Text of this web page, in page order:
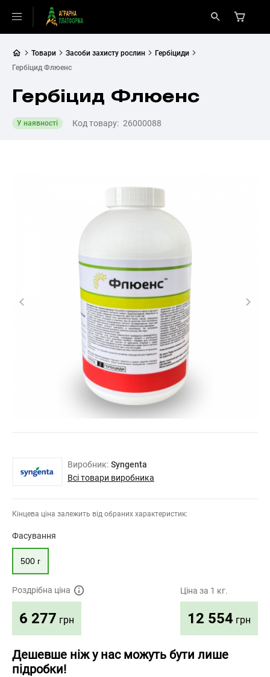
Товари Засоби захисту рослин
Гербіциди
Гербіцид Флюенс
Гербіцид Флюенс
У наявності Код товару: 26000088
Виробник: Syngenta
Всі товари виробника
Кінцева ціна залежить від обраних характеристик:
Фасування
500 г
Роздрібна ціна
6 277 грн
Ціна за 1 кг.
12 554 грн
Дешевше ніж у нас можуть бути лише
підробки!